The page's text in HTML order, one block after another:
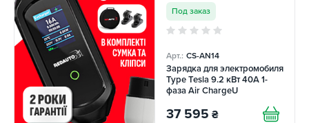
Под заказ
Арт.: CS-AN14
Зарядка для электромобиля
Type Tesla 9.2 кВт 40А 1-
фаза Air ChargeU
37 595 ₴